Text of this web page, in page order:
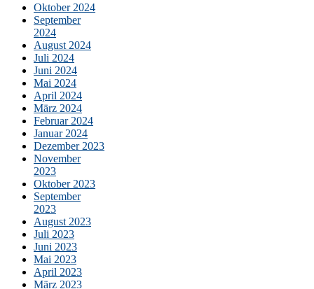
Oktober 2024
September
2024
August 2024
Juli 2024
Juni 2024
Mai 2024
April 2024
März 2024
Februar 2024
Januar 2024
Dezember 2023
November
2023
Oktober 2023
September
2023
August 2023
Juli 2023
Juni 2023
Mai 2023
April 2023
März 2023